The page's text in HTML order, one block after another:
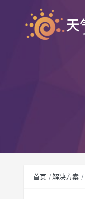
首页 解决方案